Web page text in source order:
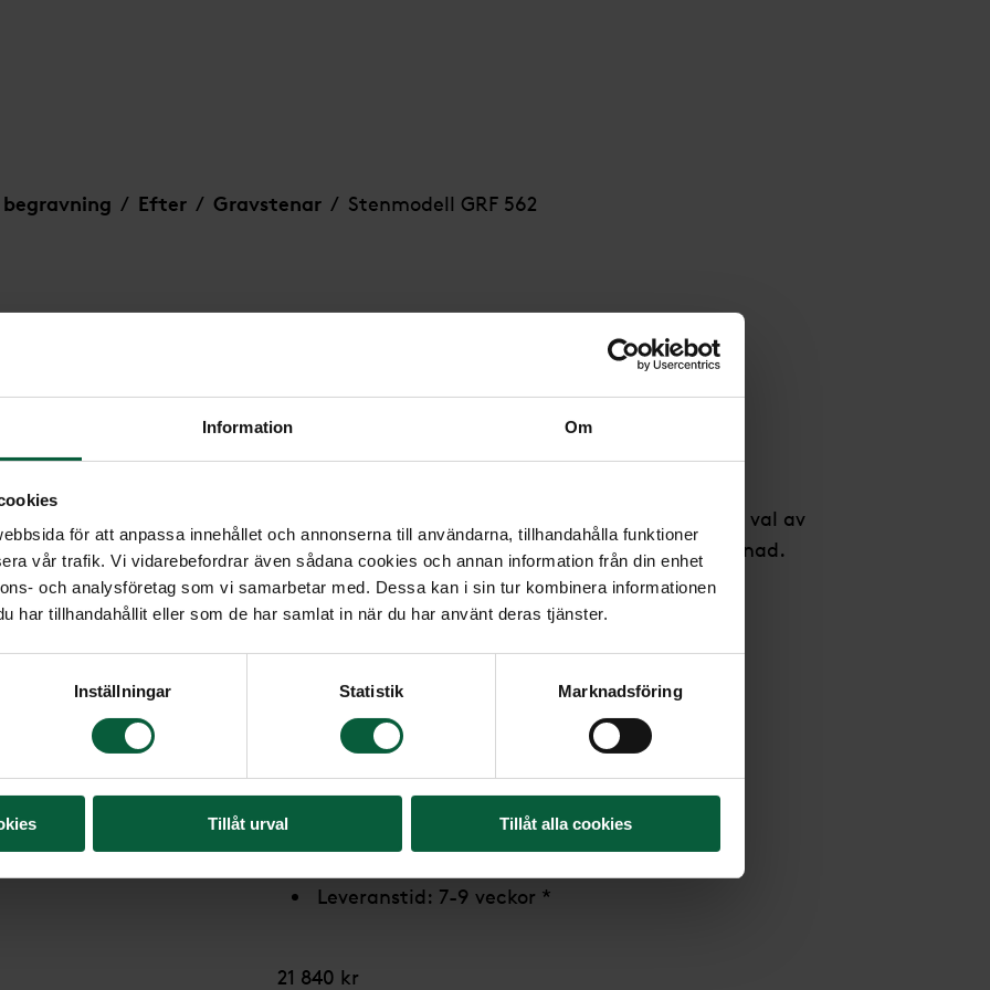
Information Om
för att anpassa innehållet och annonserna till användarna, tillhandahålla funktioner
vår trafik. Vi vidarebefordrar även sådana cookies och annan information från din enhet
och analysföretag som vi samarbetar med. Dessa kan i sin tur kombinera informationen
har tillhandahållit eller som de har samlat in när du har använt deras tjänster.
Inställningar Statistik Marknadsföring
Tillåt urval Tillåt alla cookies
/ Efter / Gravstenar / Stenmodell GRF 562
Stenmodell GRF 562
Liggande sten formad som en uppslagen bok. Vid val av
flera dekorer, som på denna bild, tillkommer kostnad.
Modell: Liggande
Mått: (H)40x(B)60x12cm
Material: Röd Vånga-granit
Stensort från: Sverige
Stenmodell utformas i: Litauen
Text/dekor bearbetas i: Litauen
Leverantör: GRF Gravstenar
Leveranstid: 7-9 veckor *
21 840 kr